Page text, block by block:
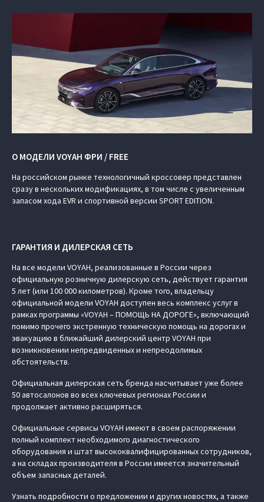
О МОДЕЛИ VOYAH ФРИ / FREE
На российском рынке технологичный кроссовер представлен
сразу в нескольких модификациях, в том числе с увеличенным
запасом хода EVR и спортивной версии SPORT EDITION.
ГАРАНТИЯ И ДИЛЕРСКАЯ СЕТЬ
На все модели VOYAH, реализованные в России через
официальную розничную дилерскую сеть, действует гарантия
5 лет (или 100 000 километров). Кроме того, владельцу
официальной модели VOYAH доступен весь комплекс услуг в
рамках программы «VOYAH – ПОМОЩЬ НА ДОРОГЕ», включающий
помимо прочего экстренную техническую помощь на дорогах и
эвакуацию в ближайший дилерский центр VOYAH при
возникновении непредвиденных и непреодолимых
обстоятельств.
Официальная дилерская сеть бренда насчитывает уже более
50 автосалонов во всех ключевых регионах России и
продолжает активно расширяться.
Официальные сервисы VOYAH имеют в своем распоряжении
полный комплект необходимого диагностического
оборудования и штат высококвалифицированных сотрудников,
а на складах производителя в России имеется значительный
объем запасных деталей.
Узнать подробности о предложении и других новостях, а также